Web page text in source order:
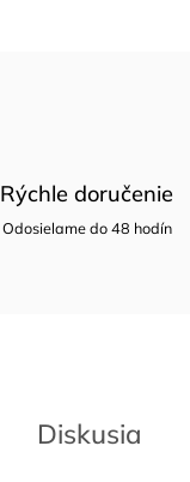
Rýchle doručenie
Odosielame do 48 hodín
Diskusia